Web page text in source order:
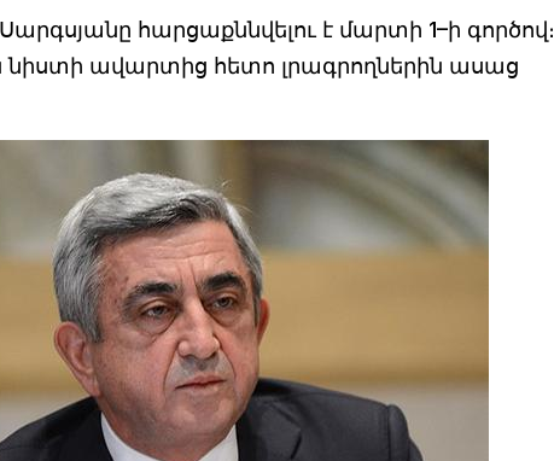
հարցաքննվելու է մարտի 1–ի գործով։
նիստի ավարտից հետո լրագրողներին ասաց